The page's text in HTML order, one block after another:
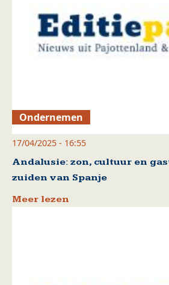
Ondernemen
17/04/2025 - 16:55
Andalusie: zon, cultuur en
zuiden van Spanje
Meer lezen